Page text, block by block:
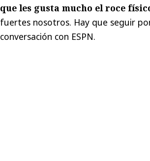
que les gusta mucho el roce
fuertes nosotros. Hay que seguir
conversación con ESPN.